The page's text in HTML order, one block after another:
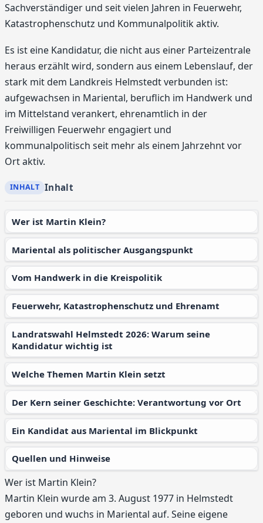
Sachverständiger und seit vielen Jahren in Feuerwehr,
Katastrophenschutz und Kommunalpolitik aktiv.
Es ist eine Kandidatur, die nicht aus einer Parteizentrale
heraus erzählt wird, sondern aus einem Lebenslauf, der
stark mit dem Landkreis Helmstedt verbunden ist:
aufgewachsen in Mariental, beruflich im Handwerk und
im Mittelstand verankert, ehrenamtlich in der
Freiwilligen Feuerwehr engagiert und
kommunalpolitisch seit mehr als einem Jahrzehnt vor
Ort aktiv.
Inhalt
Wer ist Martin Klein?
Mariental als politischer Ausgangspunkt
Vom Handwerk in die Kreispolitik
Feuerwehr, Katastrophenschutz und Ehrenamt
Landratswahl Helmstedt 2026: Warum seine
Kandidatur wichtig ist
Welche Themen Martin Klein setzt
Der Kern seiner Geschichte: Verantwortung vor Ort
Ein Kandidat aus Mariental im Blickpunkt
Quellen und Hinweise
Wer ist Martin Klein?
Martin Klein wurde am 3. August 1977 in Helmstedt
geboren und wuchs in Mariental auf. Seine eigene